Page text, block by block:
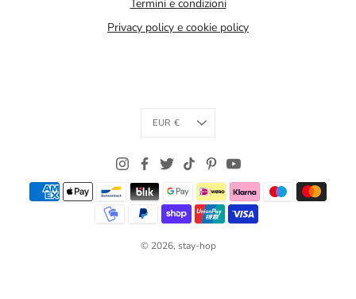
Termini e condizioni
Privacy policy e cookie policy
Currency
EUR €
© 2026, stay-hop